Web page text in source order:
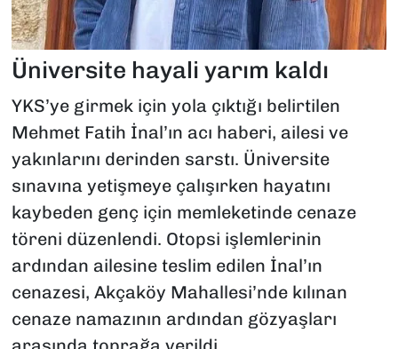
Üniversite hayali yarım kaldı
YKS’ye girmek için yola çıktığı belirtilen
Mehmet Fatih İnal’ın acı haberi, ailesi ve
yakınlarını derinden sarstı. Üniversite
sınavına yetişmeye çalışırken hayatını
kaybeden genç için memleketinde cenaze
töreni düzenlendi. Otopsi işlemlerinin
ardından ailesine teslim edilen İnal’ın
cenazesi, Akçaköy Mahallesi’nde kılınan
cenaze namazının ardından gözyaşları